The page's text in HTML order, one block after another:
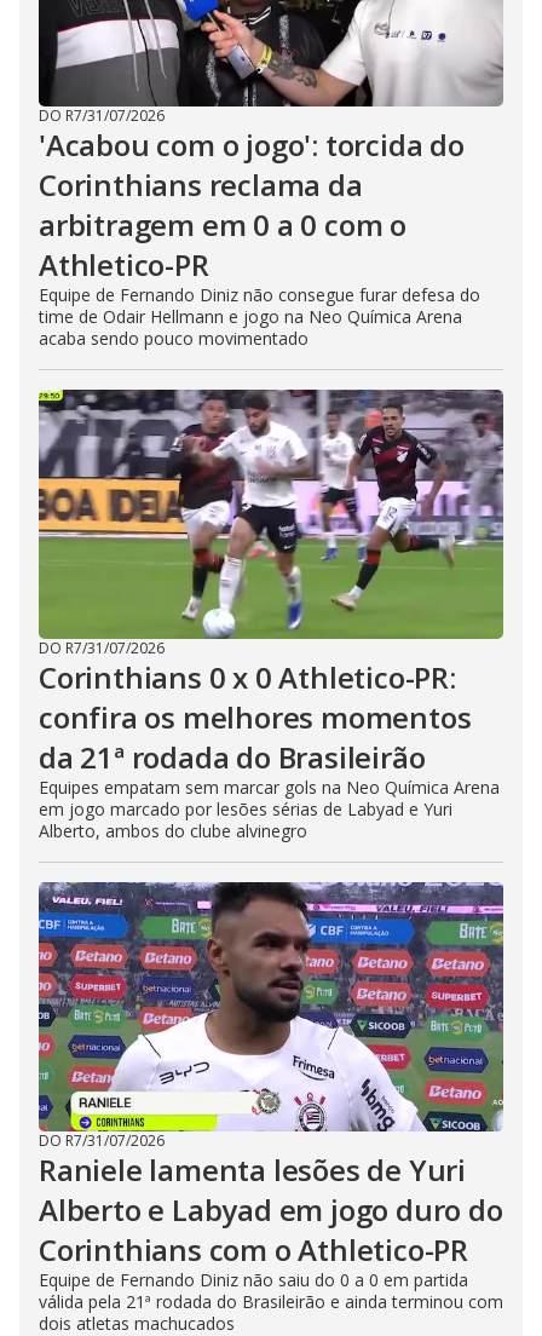
DO R7/31/07/2026
'Acabou com o jogo': torcida do
Corinthians reclama da
arbitragem em 0 a 0 com o
Athletico-PR
Equipe de Fernando Diniz não consegue furar defesa do
time de Odair Hellmann e jogo na Neo Química Arena
acaba sendo pouco movimentado
DO R7/31/07/2026
Corinthians 0 x 0 Athletico-PR:
confira os melhores momentos
da 21ª rodada do Brasileirão
Equipes empatam sem marcar gols na Neo Química Arena
em jogo marcado por lesões sérias de Labyad e Yuri
Alberto, ambos do clube alvinegro
DO R7/31/07/2026
Raniele lamenta lesões de Yuri
Alberto e Labyad em jogo duro do
Corinthians com o Athletico-PR
Equipe de Fernando Diniz não saiu do 0 a 0 em partida
válida pela 21ª rodada do Brasileirão e ainda terminou com
dois atletas machucados